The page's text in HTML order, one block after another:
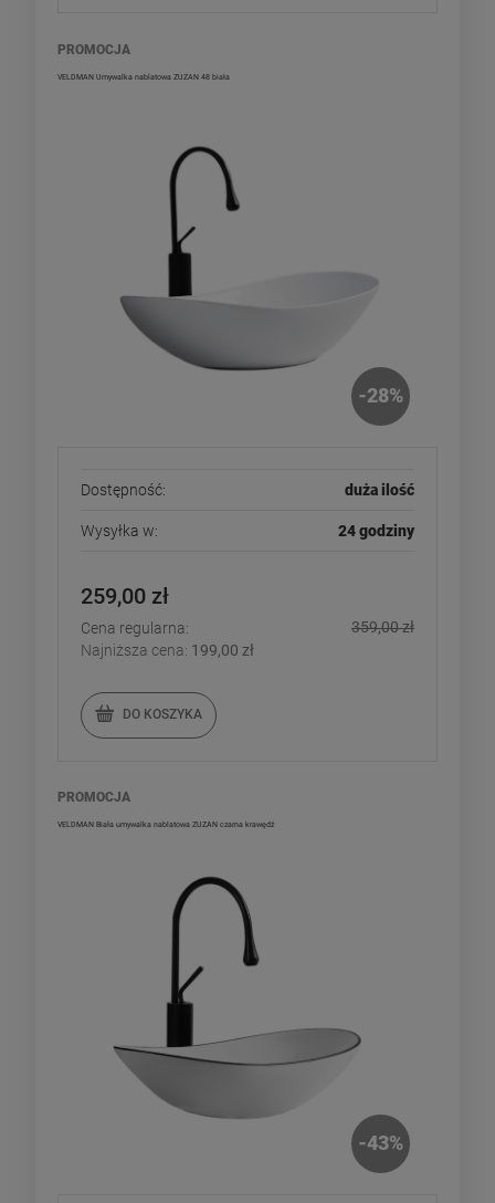
VELDMAN Umywalka nablatowa ZUZAN 48 biała
-28%
Dostępność: duża ilość
Wysyłka w: 24 godziny
259,00 zł
Cena regularna:
359,00 zł
Najniższa cena: 199,00 zł
DO KOSZYKA
PROMOCJA
VELDMAN Biała umywalka nablatowa ZUZAN czarna krawędź
-43%
PROMOCJA